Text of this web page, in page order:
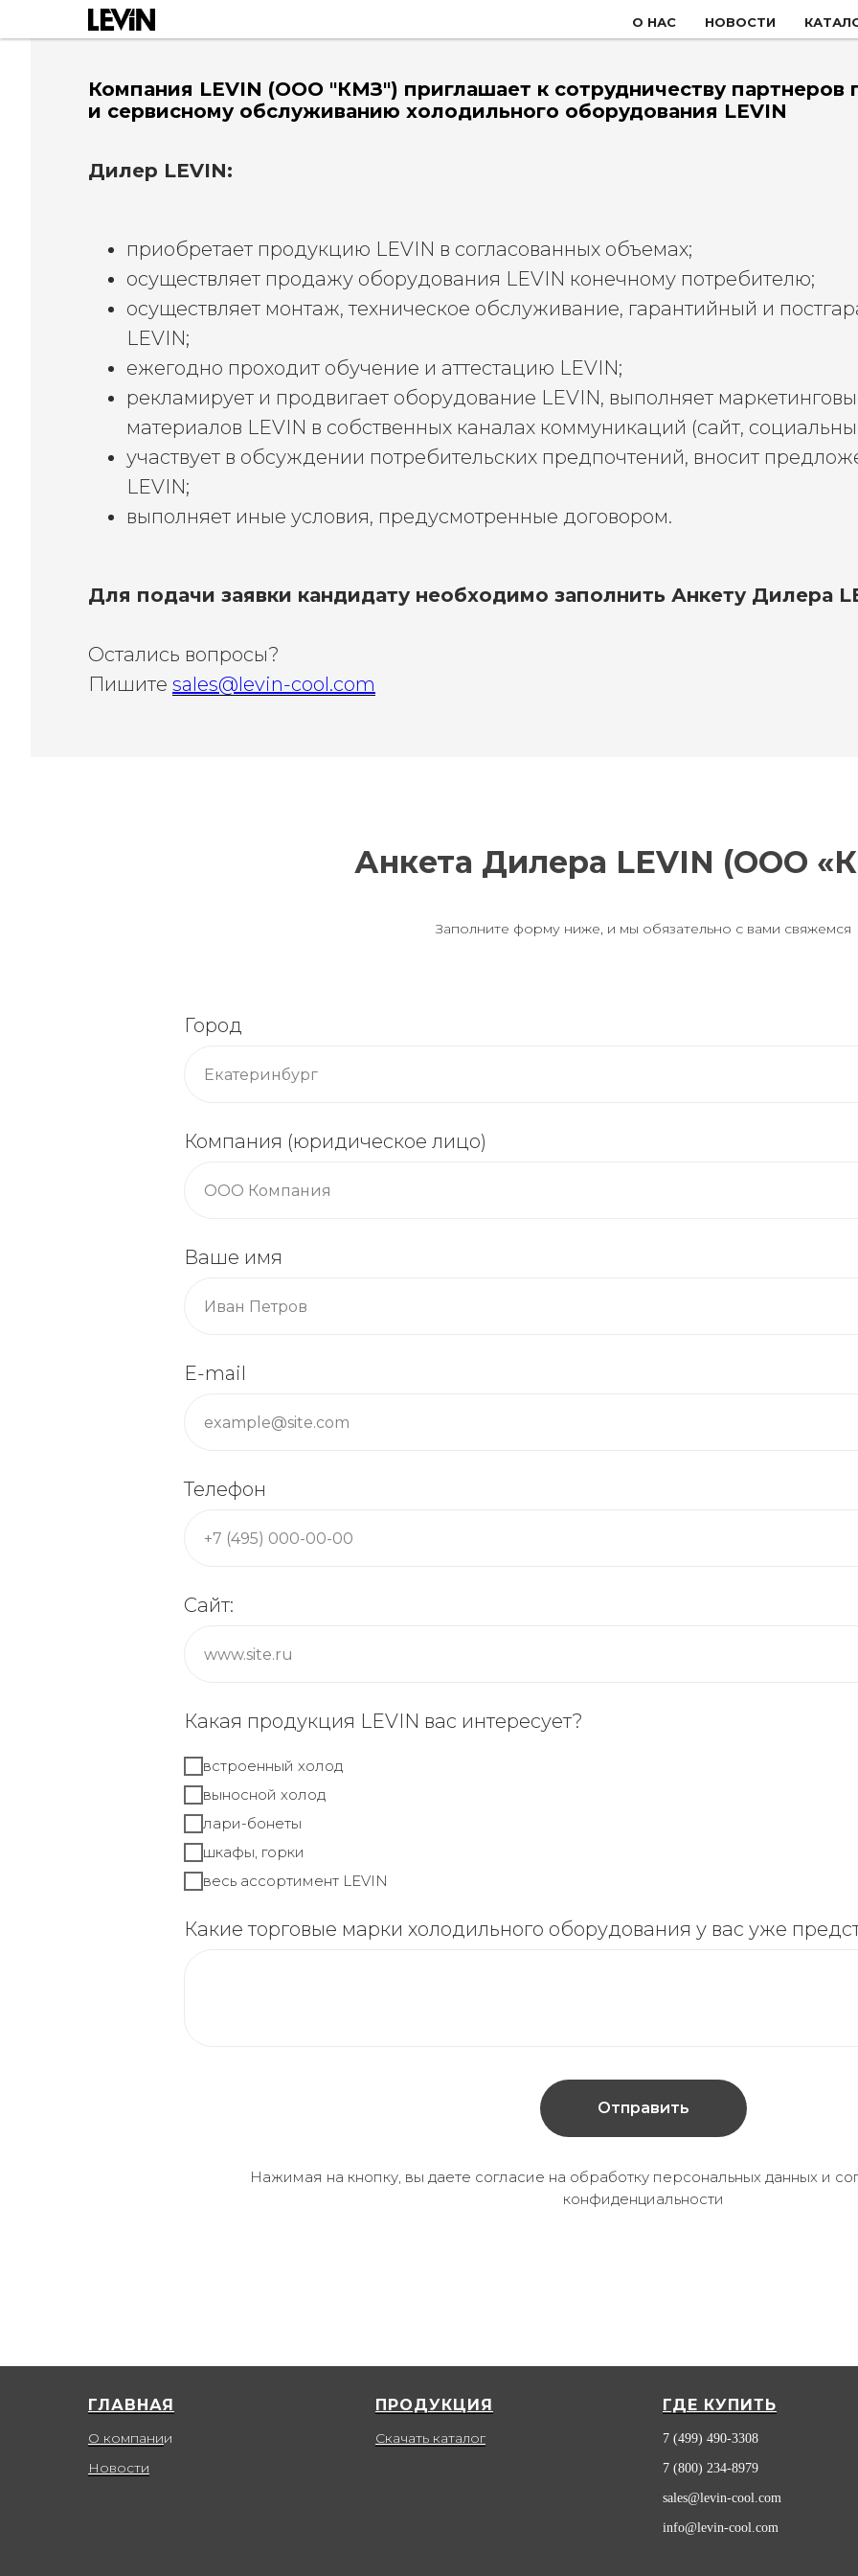
О НАС НОВОСТИ
Компания LEVIN (ООО "КМЗ") приглашает к сотрудничеству партнеров
и сервисному обслуживанию холодильного оборудования LEVIN
Дилер LEVIN:
приобретает продукцию LEVIN в согласованных объемах;
осуществляет продажу оборудования LEVIN конечному потребителю;
осуществляет монтаж, техническое обслуживание, гарантийный и
LEVIN;
ежегодно проходит обучение и аттестацию LEVIN;
рекламирует и продвигает оборудование LEVIN, выполняет
материалов LEVIN в собственных каналах коммуникаций (сайт,
участвует в обсуждении потребительских предпочтений, вносит
LEVIN;
выполняет иные условия, предусмотренные договором.
Для подачи заявки кандидату необходимо заполнить Анкету Дилера
Остались вопросы?
Пишите sales@levin-cool.com
Анкета Дилера LEVIN (ООО
Заполните форму ниже, и мы обязательно с вами свяжемся
Город
Компания (юридическое лицо)
Ваше имя
E-mail
Телефон
Сайт:
Какая продукция LEVIN вас интересует?
встроенный холод
выносной холод
лари-бонеты
шкафы, горки
весь ассортимент LEVIN
Какие торговые марки холодильного оборудования у вас уже
Отправить
Нажимая на кнопку, вы даете согласие на обработку персональных данных и
конфиденциальности
ГЛАВНАЯ
О компании
Новости
ПРОДУКЦИЯ
Скачать каталог
ГДЕ КУПИТЬ
7 (499) 490-3308
7 (800) 234-8979
sales@levin-cool.com
info@levin-cool.com